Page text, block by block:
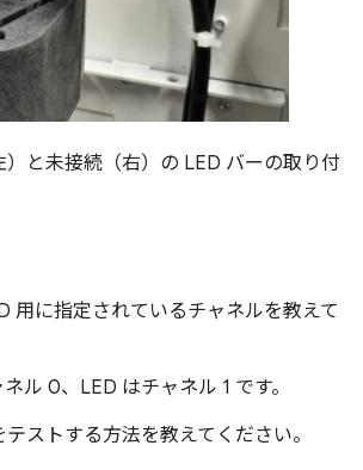
）と未接続（右）の LED バーの取り付
用に指定されているチャネルを教えて
ル 0、LED はチャネル 1 です。
ストする方法を教えてください。